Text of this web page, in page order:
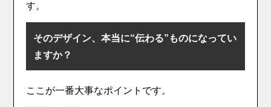
す。
そのデザイン、本当に“伝わる”ものになってい
ますか？
ここが一番大事なポイントです。